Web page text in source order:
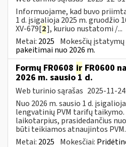
Informuojame, kad buvo
1 d. įsigalioja 2025 m. gruodžio
XV-679[2], kuriuo nustatomi /...
Metai: 2025 Mokesčių
pakeitimai nuo 2026 m.
Formų FR0608 ir FR0600
2026 m. sausio 1 d.
Web turinio sąrašas 2025-11-24
Nuo 2026 m. sausio 1 d.
lengvatinių PVM tarifų
laikotarpius, prasidedančius
būti teikiamos atnaujintos
Metai: 2025 Mokesčiai: